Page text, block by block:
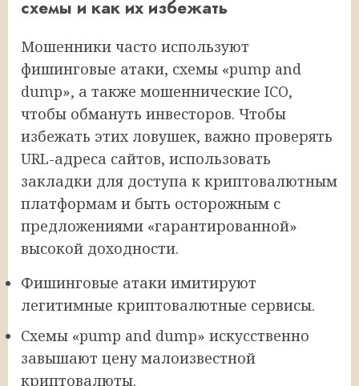
схемы и как их избежать
Мошенники часто используют
фишинговые атаки, схемы «pump and
dump», а также мошеннические ICO,
чтобы обмануть инвесторов. Чтобы
избежать этих ловушек, важно проверять
URL-адреса сайтов, использовать
закладки для доступа к криптовалютным
платформам и быть осторожным с
предложениями «гарантированной»
высокой доходности.
Фишинговые атаки имитируют
легитимные криптовалютные сервисы.
Схемы «pump and dump» искусственно
завышают цену малоизвестной
криптовалюты.